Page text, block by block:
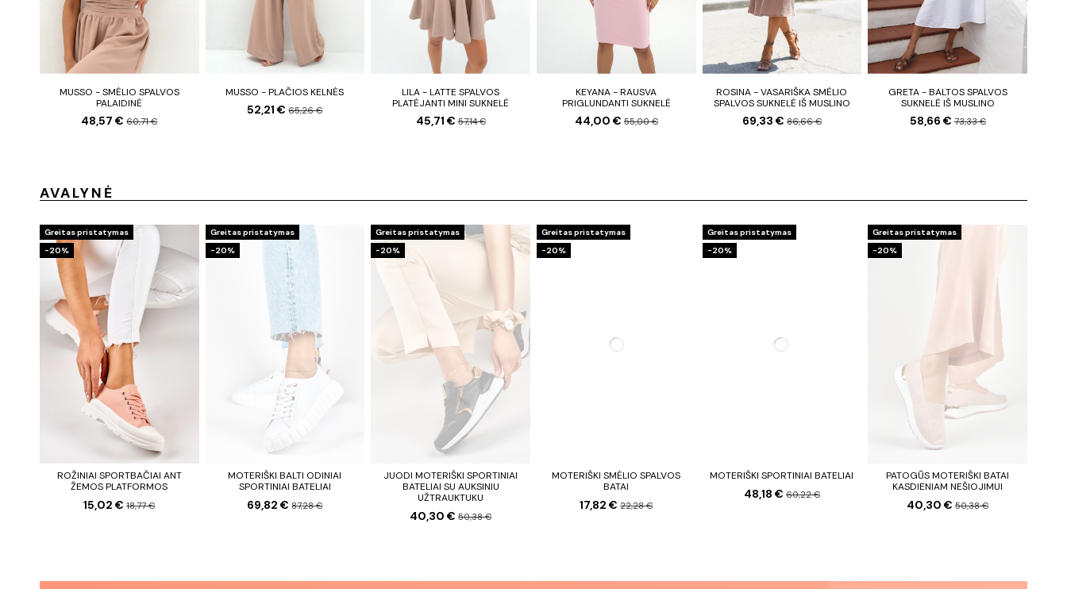
MUSSO - SMĖLIO SPALVOS
PALAIDINĖ
48,57 €60,71 €
MUSSO - PLAČIOS KELNĖS
52,21 €65,26 €
LILA - LATTE SPALVOS
PLATĖJANTI MINI SUKNELĖ
45,71 €57,14 €
KEYANA - RAUSVA
PRIGLUNDANTI SUKNELĖ
44,00 €55,00 €
ROSINA - VASARIŠKA SMĖLIO
SPALVOS SUKNELĖ IŠ MUSLINO
69,33 € 86,66 €
GRETA - BALTOS SPALVOS
SUKNELĖ IŠ MUSLINO
58,66 €73,33 €
AVALYNĖ
Greitas pristatymas
−20%
ROŽINIAI SPORTBAČIAI ANT
ŽEMOS PLATFORMOS
15,02 €18,77 €
Greitas pristatymas
−20%
MOTERIŠKI BALTI ODINIAI
SPORTINIAI BATELIAI
69,82 €87,28 €
Greitas pristatymas
−20%
JUODI MOTERIŠKI SPORTINIAI
BATELIAI SU AUKSINIU
UŽTRAUKTUKU
40,30 €50,38 €
Greitas pristatymas
−20%
MOTERIŠKI SMĖLIO SPALVOS
BATAI
17,82 €22,28 €
Greitas pristatymas
−20%
MOTERIŠKI SPORTINIAI BATELIAI
48,18 € 60,22 €
Greitas pristatymas
−20%
PATOGŪS MOTERIŠKI BATAI
KASDIENIAM NEŠIOJIMUI
40,30 €50,38 €